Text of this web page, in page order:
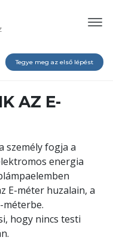
Tegye meg az első lépést
AZ E-
személy fogja a
energia
E-méter huzalain, a
méterbe.
hogy nincs testi